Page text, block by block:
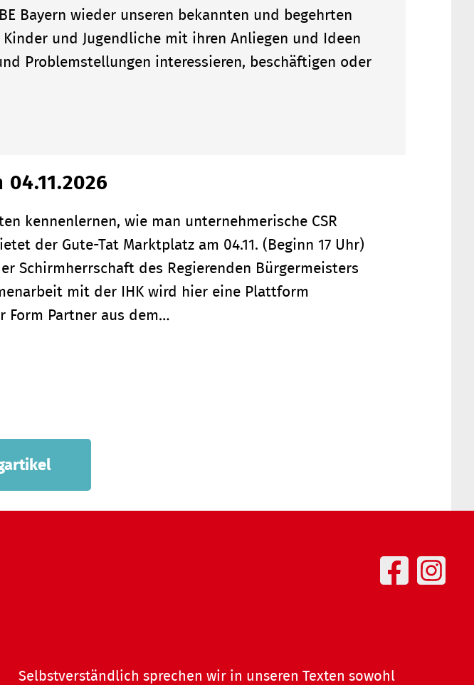
Bayern wieder unseren bekannten und begehrten
und Jugendliche mit ihren Anliegen und Ideen
Problemstellungen interessieren, beschäftigen oder
kennenlernen, wie man unternehmerische CSR
der Gute-Tat Marktplatz am 04.11. (Beginn 17 Uhr)
Schirmherrschaft des Regierenden Bürgermeisters
mit der IHK wird hier eine Plattform
Form Partner aus dem…
Selbstverständlich sprechen wir in unseren Texten sowohl